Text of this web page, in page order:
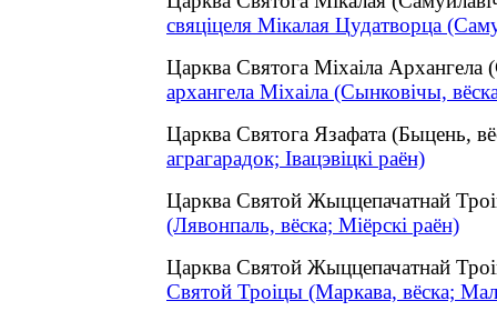
свяціцеля Мікалая Цудатворца
Царква Святога Міхаіла
архангела Міхаіла (Сынковічы,
Царква Святога Язафата (Быцень,
аграгарадок; Івацэвіцкі раён)
Царква Святой Жыццепачатнай
(Лявонпаль, вёска; Міёрскі раён)
Царква Святой Жыццепачатнай
Святой Троіцы (Маркава, вёска;